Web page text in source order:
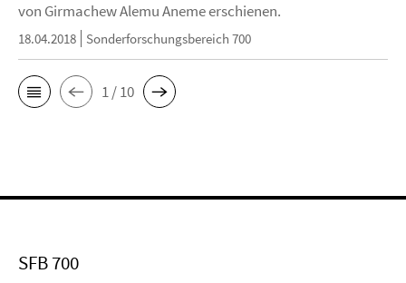
von Girmachew Alemu Aneme erschienen.
18.04.2018 Sonderforschungsbereich 700
1 / 10
SFB 700